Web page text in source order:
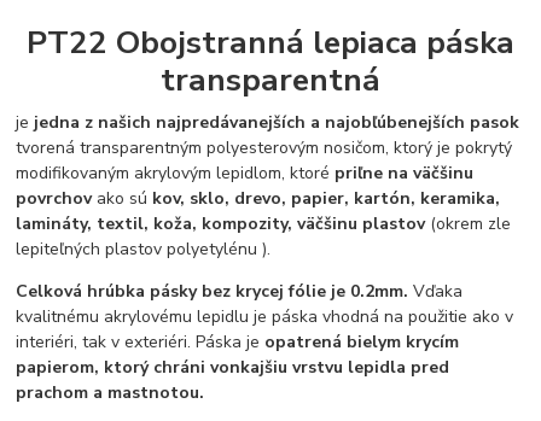
PT22 Obojstranná lepiaca páska
transparentná
je jedna z našich najpredávanejších a najobľúbenejších pasok
tvorená transparentným polyesterovým nosičom, ktorý je pokrytý
modifikovaným akrylovým lepidlom, ktoré priľne na väčšinu
povrchovako sú kov, sklo, drevo, papier, kartón, keramika,
lamináty, textil, koža, kompozity, väčšinu plastov(okrem zle
lepiteľných plastov polyetylénu ).
Celková hrúbka pásky bez krycej fólie je 0.2mm. Vďaka
kvalitnému akrylovému lepidlu je páska vhodná na použitie ako v
interiéri, tak v exteriéri. Páska je opatrená bielym krycím
papierom, ktorý chráni vonkajšiu vrstvu lepidla pred
prachom a mastnotou.